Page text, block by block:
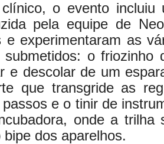
o evento incluiu
pela equipe de
e experimentaram as
submetidos: o friozinho
e descolar de um
que transgride as
e o tinir de
onde a trilha
dos aparelhos.